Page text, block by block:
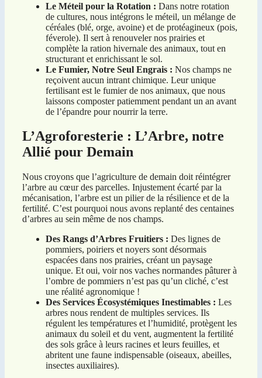
Le Méteil pour la Rotation : Dans notre rotation
de cultures, nous intégrons le méteil, un mélange de
céréales (blé, orge, avoine) et de protéagineux (pois,
féverole). Il sert à renouveler nos prairies et
complète la ration hivernale des animaux, tout en
structurant et enrichissant le sol.
Le Fumier, Notre Seul Engrais : Nos champs ne
reçoivent aucun intrant chimique. Leur unique
fertilisant est le fumier de nos animaux, que nous
laissons composter patiemment pendant un an avant
de l’épandre pour nourrir la terre.
L’Agroforesterie : L’Arbre, notre
Allié pour Demain
Nous croyons que l’agriculture de demain doit réintégrer
l’arbre au cœur des parcelles. Injustement écarté par la
mécanisation, l’arbre est un pilier de la résilience et de la
fertilité. C’est pourquoi nous avons replanté des centaines
d’arbres au sein même de nos champs.
Des Rangs d’Arbres Fruitiers : Des lignes de
pommiers, poiriers et noyers sont désormais
espacées dans nos prairies, créant un paysage
unique. Et oui, voir nos vaches normandes pâturer à
l’ombre de pommiers n’est pas qu’un cliché, c’est
une réalité agronomique !
Des Services Écosystémiques Inestimables : Les
arbres nous rendent de multiples services. Ils
régulent les températures et l’humidité, protègent les
animaux du soleil et du vent, augmentent la fertilité
des sols grâce à leurs racines et leurs feuilles, et
abritent une faune indispensable (oiseaux, abeilles,
insectes auxiliaires).